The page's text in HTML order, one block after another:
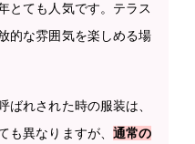
とても人気です。テラス
的な雰囲気を楽しめる場
ばれされた時の服装は、
も異なりますが、 通常の